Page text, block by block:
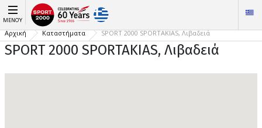
ΜΕΝΟΎ
Αρχική Καταστήματα SPORT 2000 SPORTAKIAS, Λιβαδειά
SPORT 2000 SPORTAKIAS, Λιβαδειά